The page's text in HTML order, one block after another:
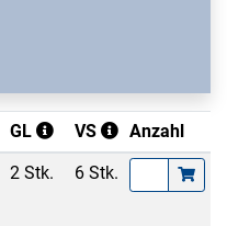
GL VS Anzahl
2 Stk. 6 Stk.